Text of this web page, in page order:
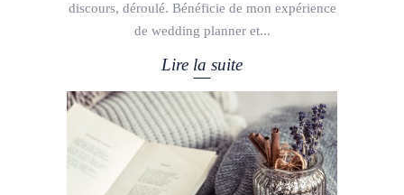
discours, déroulé. Bénéficie de mon expérience
de wedding planner et
Lire la suite